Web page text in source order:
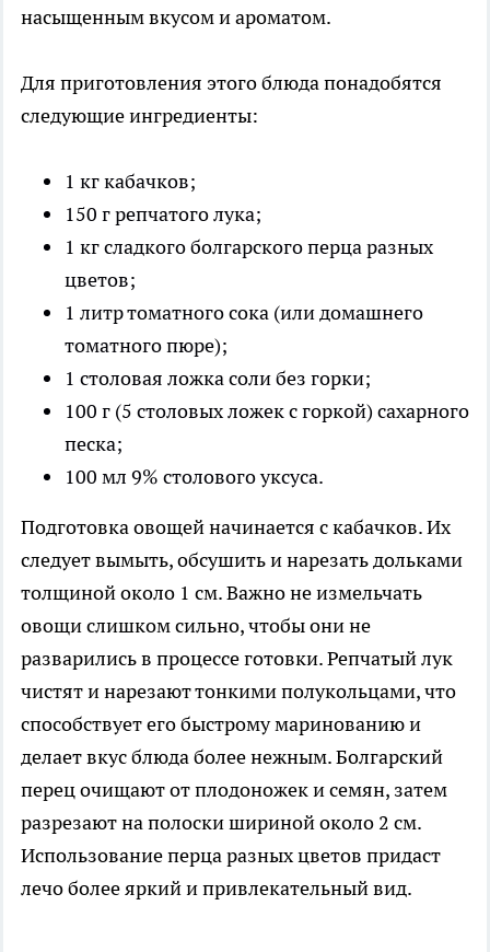
насыщенным вкусом и ароматом.
Для приготовления этого блюда понадобятся
следующие ингредиенты:
1 кг кабачков;
150 г репчатого лука;
1 кг сладкого болгарского перца разных
цветов;
1 литр томатного сока (или домашнего
томатного пюре);
1 столовая ложка соли без горки;
100 г (5 столовых ложек с горкой) сахарного
песка;
100 мл 9% столового уксуса.
Подготовка овощей начинается с кабачков. Их
следует вымыть, обсушить и нарезать дольками
толщиной около 1 см. Важно не измельчать
овощи слишком сильно, чтобы они не
разварились в процессе готовки. Репчатый лук
чистят и нарезают тонкими полукольцами, что
способствует его быстрому маринованию и
делает вкус блюда более нежным. Болгарский
перец очищают от плодоножек и семян, затем
разрезают на полоски шириной около 2 см.
Использование перца разных цветов придаст
лечо более яркий и привлекательный вид.